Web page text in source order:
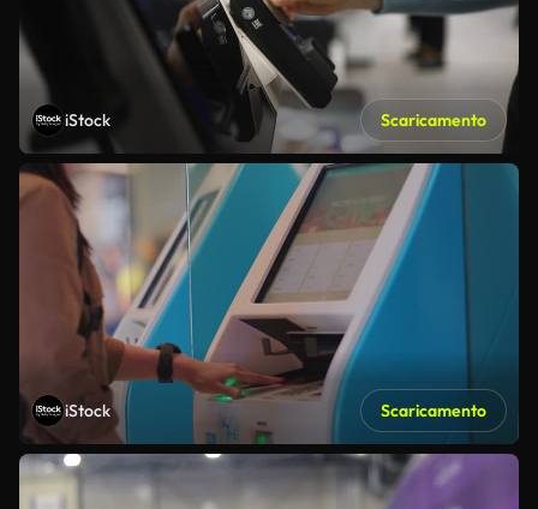
iStock Scaricamento
iStock Scaricamento